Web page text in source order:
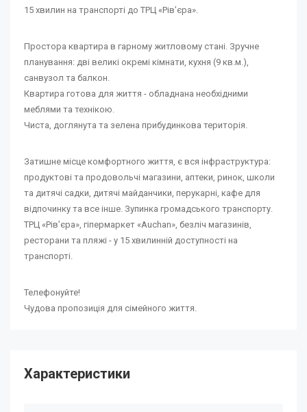
15 хвилин на транспорті до ТРЦ «Рівʼєра».
Простора квартира в гарному житловому стані. Зручне
планування: дві великі окремі кімнати, кухня (9 кв.м.),
санвузол та балкон.
Квартира готова для життя - обладнана необхідними
меблями та технікою.
Чиста, доглянута та зелена прибудинкова територія.
Затишне місце комфортного життя, є вся інфраструктура:
продуктові та продовольчі магазини, аптеки, ринок, школи
та дитячі садки, дитячі майданчики, перукарні, кафе для
відпочинку та все інше. Зупинка громадського транспорту.
ТРЦ «Рівʼєра», гіпермаркет «Auchan», безліч магазинів,
ресторани та пляжі - у 15 хвилинній доступності на
транспорті.
Телефонуйте!
Чудова пропозиція для сімейного життя.
Характеристики